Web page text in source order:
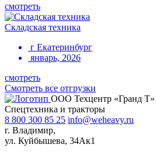
смотреть
Складская техника
г Екатеринбург
январь, 2026
смотреть
Смотреть все отгрузки
ООО Техцентр «Гранд
Спецтехника и тракторы
8 800 300 85 25 info@weheavy.ru
г. Владимир,
ул. Куйбышева, 34Ак1